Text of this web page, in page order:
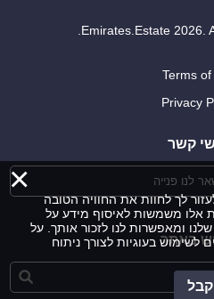
Terms
Privacy
קשר
לנו פנייה
באתר
×
לך לחוות את החוויה הטובה
אלו משמשות לאיסוף מידע על
ומאפשרות לנו לזכור אותך. על
בעוגיות לצורך ניתוח
קבל